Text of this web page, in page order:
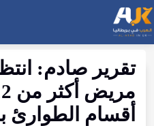
ابحث
الموقع
تقرير صادم:
أقسام الطوارئ